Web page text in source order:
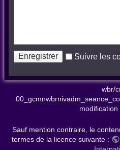
Suivre les
wbr/
modification
Sauf mention contraire, le
termes de la licence suivante :